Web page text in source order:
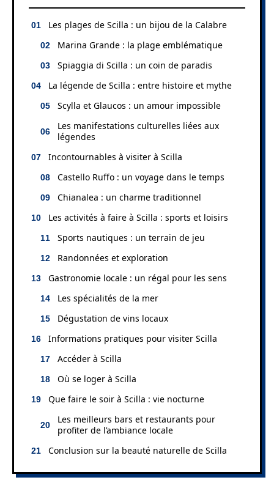
Les plages de Scilla : un bijou de la Calabre
Marina Grande : la plage emblématique
Spiaggia di Scilla : un coin de paradis
La légende de Scilla : entre histoire et mythe
Scylla et Glaucos : un amour impossible
Les manifestations culturelles liées aux
légendes
Incontournables à visiter à Scilla
Castello Ruffo : un voyage dans le temps
Chianalea : un charme traditionnel
Les activités à faire à Scilla : sports et loisirs
Sports nautiques : un terrain de jeu
Randonnées et exploration
Gastronomie locale : un régal pour les sens
Les spécialités de la mer
Dégustation de vins locaux
Informations pratiques pour visiter Scilla
Accéder à Scilla
Où se loger à Scilla
Que faire le soir à Scilla : vie nocturne
Les meilleurs bars et restaurants pour
profiter de l’ambiance locale
Conclusion sur la beauté naturelle de Scilla